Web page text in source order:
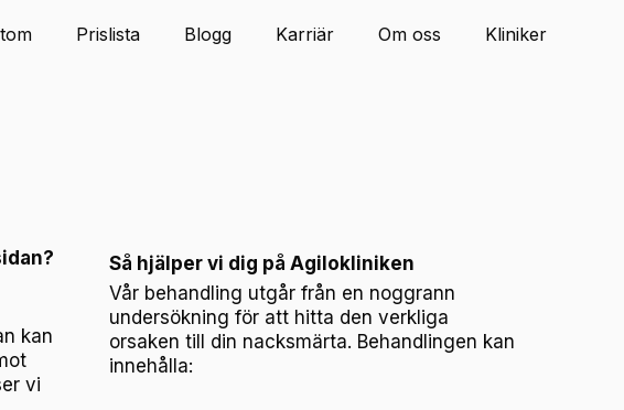
Prislista Blogg Karriär Om oss Kliniker
kan
vi
Så hjälper vi dig på Agilokliniken
Vår behandling utgår från en noggrann
undersökning för att hitta den verkliga
orsaken till din nacksmärta. Behandlingen kan
innehålla: